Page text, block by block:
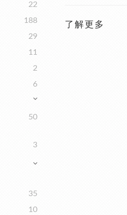
22
188
29
11
2
6
50
3
35
10
了解更多